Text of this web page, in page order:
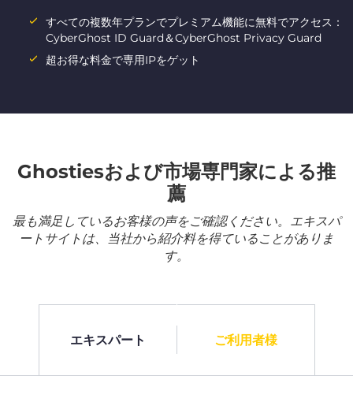
すべての複数年プランでプレミアム機能に無料でアクセス：
CyberGhost ID Guard＆CyberGhost Privacy Guard
超お得な料金で専用IPをゲット
Ghostiesおよび市場専門家による推
薦
最も満足しているお客様の声をご確認ください。エキスパ
ートサイトは、当社から紹介料を得ていることがありま
す。
エキスパート ご利用者様